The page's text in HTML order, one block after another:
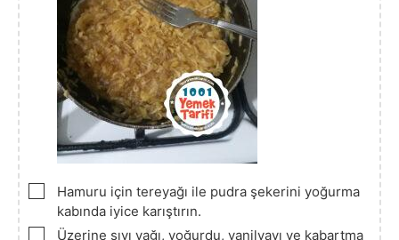
▢
Hamuru için tereyağı ile pudra şekerini yoğurma
kabında iyice karıştırın.
▢
Üzerine sıvı yağı, yoğurdu, vanilyayı ve kabartma